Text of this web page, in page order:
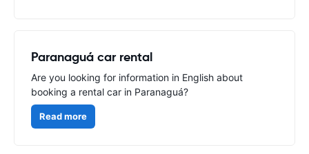
Paranaguá car rental
Are you looking for information in English about
booking a rental car in Paranaguá?
Read more